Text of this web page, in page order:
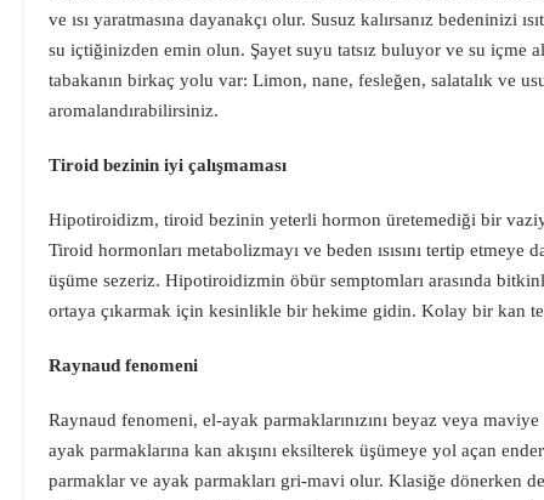
ve ısı yaratmasına dayanakçı olur. Susuz kalırsanız bedeninizi
su içtiğinizden emin olun. Şayet suyu tatsız buluyor ve su içme
tabakanın birkaç yolu var: Limon, nane, fesleğen, salatalık ve
aromalandırabilirsiniz.
Tiroid bezinin iyi çalışmaması
Hipotiroidizm, tiroid bezinin yeterli hormon üretemediği bir
Tiroid hormonları metabolizmayı ve beden ısısını tertip
üşüme sezeriz. Hipotiroidizmin öbür semptomları arasında
ortaya çıkarmak için kesinlikle bir hekime gidin. Kolay bir kan
Raynaud fenomeni
Raynaud fenomeni, el-ayak parmaklarınızını beyaz veya
ayak parmaklarına kan akışını eksilterek üşümeye yol açan
parmaklar ve ayak parmakları gri-mavi olur. Klasiğe dönerken